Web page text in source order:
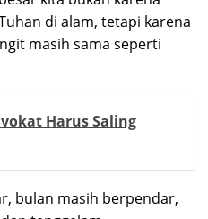
di alam, tetapi karena
masih sama seperti
Harus Saling
bulan masih berpendar,